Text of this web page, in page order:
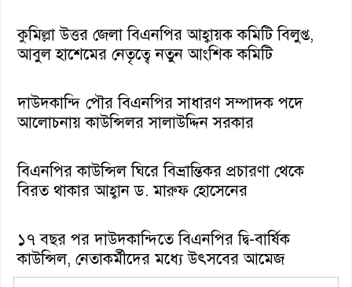
কুমিল্লা উত্তর জেলা বিএনপির আহ্বায়ক কমিটি বিলুপ্ত,
আবুল হাশেমের নেতৃত্বে নতুন আংশিক কমিটি
দাউদকান্দি পৌর বিএনপির সাধারণ সম্পাদক পদে
আলোচনায় কাউন্সিলর সালাউদ্দিন সরকার
বিএনপির কাউন্সিল ঘিরে বিভ্রান্তিকর প্রচারণা থেকে
বিরত থাকার আহ্বান ড. মারুফ হোসেনের
১৭ বছর পর দাউদকান্দিতে বিএনপির দ্বি-বার্ষিক
কাউন্সিল, নেতাকর্মীদের মধ্যে উৎসবের আমেজ